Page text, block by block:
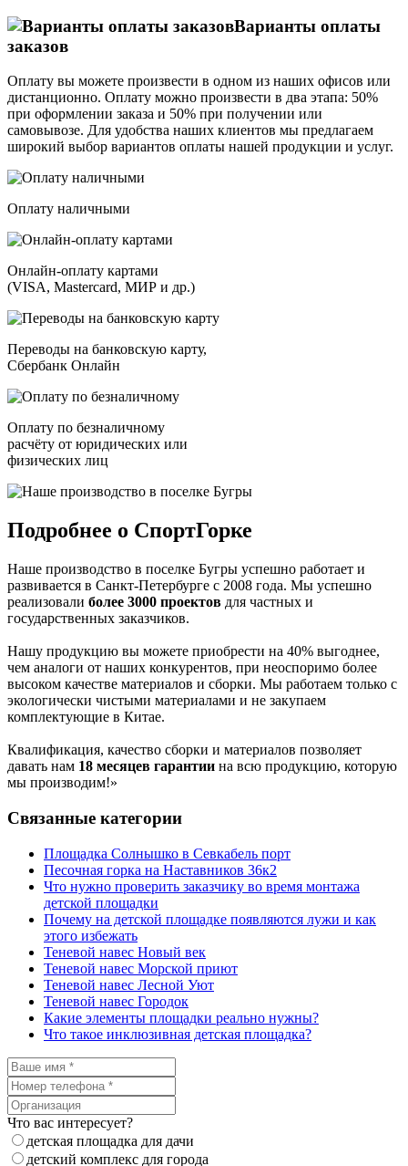
Варианты оплаты
заказов
Оплату вы можете произвести в одном из наших офисов или
дистанционно. Оплату можно произвести в два этапа: 50%
при оформлении заказа и 50% при получении или
самовывозе. Для удобства наших клиентов мы предлагаем
широкий выбор вариантов оплаты нашей продукции и услуг.
Оплату наличными
Онлайн-оплату картами
(VISA, Mastercard, МИР и др.)
Переводы на банковскую карту,
Сбербанк Онлайн
Оплату по безналичному
расчёту от юридических или
физических лиц
Подробнее о СпортГорке
Наше производство в поселке Бугры успешно работает и
развивается в Санкт-Петербурге с 2008 года. Мы успешно
реализовали более 3000 проектов для частных и
государственных заказчиков.
Нашу продукцию вы можете приобрести на 40% выгоднее,
чем аналоги от наших конкурентов, при неоспоримо более
высоком качестве материалов и сборки. Мы работаем только с
экологически чистыми материалами и не закупаем
комплектующие в Китае.
Квалификация, качество сборки и материалов позволяет
давать нам 18 месяцев гарантии на всю продукцию, которую
мы производим!»
Связанные категории
Площадка Солнышко в Севкабель порт
Песочная горка на Наставников 36к2
Что нужно проверить заказчику во время монтажа
детской площадки
Почему на детской площадке появляются лужи и как
этого избежать
Теневой навес Новый век
Теневой навес Морской приют
Теневой навес Лесной Уют
Теневой навес Городок
Какие элементы площадки реально нужны?
Что такое инклюзивная детская площадка?
Что вас интересует?
детская площадка для дачи
детский комплекс для города